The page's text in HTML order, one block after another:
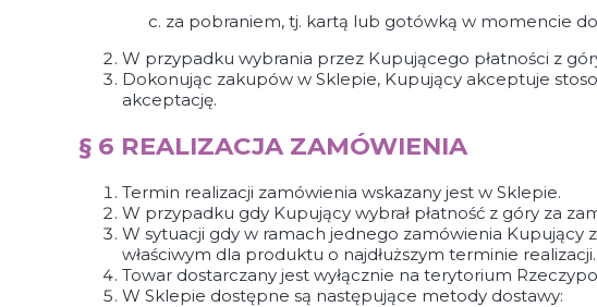
za pobraniem, tj. kartą lub gotówką w momencie
W przypadku wybrania przez Kupującego płatności z
Dokonując zakupów w Sklepie, Kupujący akceptuje
akceptację.
§ 6 REALIZACJA ZAMÓWIENIA
Termin realizacji zamówienia wskazany jest w Sklepie.
W przypadku gdy Kupujący wybrał płatność z góry za
W sytuacji gdy w ramach jednego zamówienia
właściwym dla produktu o najdłuższym terminie realizacji.
Towar dostarczany jest wyłącznie na terytorium
W Sklepie dostępne są następujące metody dostawy: